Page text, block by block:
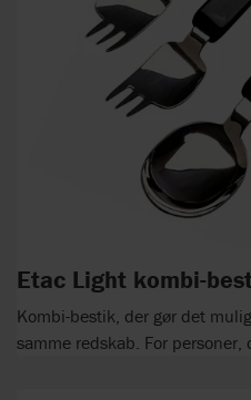
Etac Light kombi-
Kombi-bestik, der gør det
samme redskab. For